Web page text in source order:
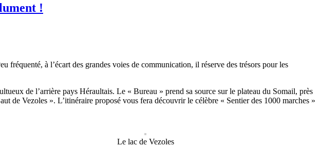
!
à l’écart des grandes voies de communication, il réserve des trésors pour les
de l’arrière pays Héraultais. Le « Bureau » prend sa source sur le plateau du Somail, près
de Vezoles ». L’itinéraire proposé vous fera découvrir le célèbre « Sentier des 1000 marches »
Le lac de Vezoles